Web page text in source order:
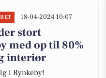
18-04-2024 10:07
stort
med op til 80%
interiør
i Rynkeby!